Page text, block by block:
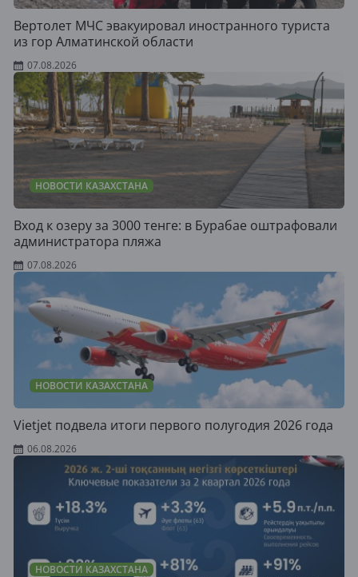
Вертолет МЧС эвакуировал иностранного туриста
из гор Алматинской области
07.08.2026
НОВОСТИ КАЗАХСТАНА
Вход к озеру за 3000 тенге: в Бурабае оштрафовали
администратора пляжа
07.08.2026
НОВОСТИ КАЗАХСТАНА
Vietjet подвела итоги первого полугодия 2026 года
06.08.2026
НОВОСТИ КАЗАХСТАНА